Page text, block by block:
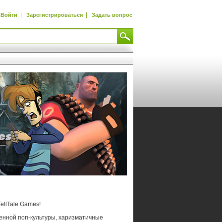
Войти | Зарегистрироваться | Задать вопрос
Games!
поп-культуры, харизматичные